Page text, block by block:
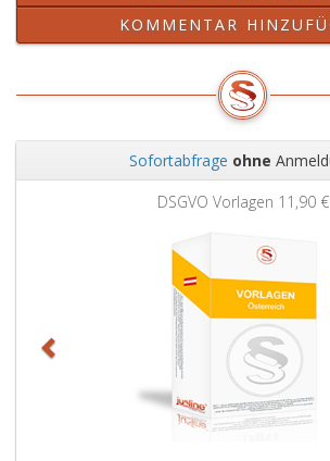
KOMMENTAR
Sofortabfrage ohne
DSGVO Vorlagen 11,90 €